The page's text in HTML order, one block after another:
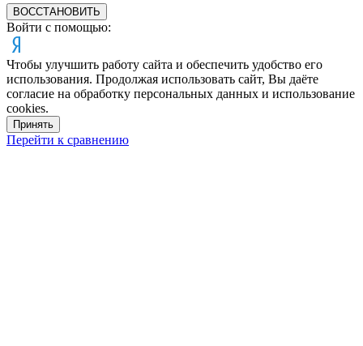
ВОССТАНОВИТЬ
Войти с помощью:
Чтобы улучшить работу сайта и обеспечить удобство его
использования. Продолжая использовать сайт, Вы даёте
согласие на обработку персональных данных и использование
cookies.
Принять
Перейти к сравнению